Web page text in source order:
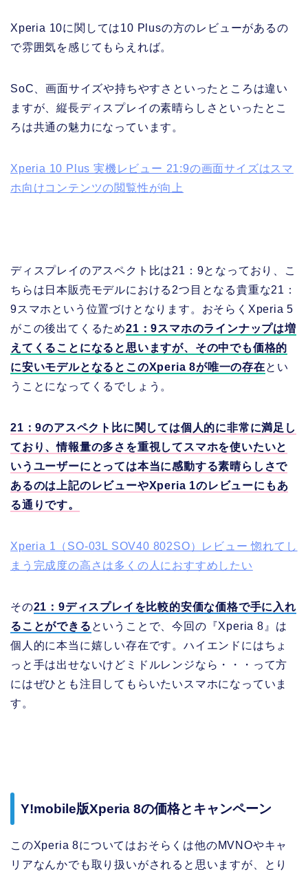
Xperia 10に関しては10 Plusの方のレビューがあるの
で雰囲気を感じてもらえれば。
SoC、画面サイズや持ちやすさといったところは違い
ますが、縦長ディスプレイの素晴らしさといったとこ
ろは共通の魅力になっています。
Xperia 10 Plus 実機レビュー 21:9の画面サイズはスマ
ホ向けコンテンツの閲覧性が向上
ディスプレイのアスペクト比は21：9となっており、こ
ちらは日本販売モデルにおける2つ目となる貴重な21：
9スマホという位置づけとなります。おそらくXperia 5
がこの後出てくるため21：9スマホのラインナップは増
えてくることになると思いますが、その中でも価格的
に安いモデルとなるとこのXperia 8が唯一の存在とい
うことになってくるでしょう。
21：9のアスペクト比に関しては個人的に非常に満足し
ており、情報量の多さを重視してスマホを使いたいと
いうユーザーにとっては本当に感動する素晴らしさで
あるのは上記のレビューやXperia 1のレビューにもあ
る通りです。
Xperia 1（SO-03L SOV40 802SO）レビュー 惚れてし
まう完成度の高さは多くの人におすすめしたい
その21：9ディスプレイを比較的安価な価格で手に入れ
ることができる ということで、今回の『Xperia 8』は
個人的に本当に嬉しい存在です。ハイエンドにはちょ
っと手は出せないけどミドルレンジなら・・・って方
にはぜひとも注目してもらいたいスマホになっていま
す。
Y!mobile版Xperia 8の価格とキャンペーン
このXperia 8についてはおそらくは他のMVNOやキャ
リアなんかでも取り扱いがされると思いますが、とり